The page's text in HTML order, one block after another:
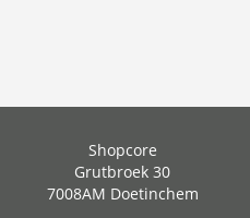
Shopcore
Grutbroek 30
7008AM Doetinchem